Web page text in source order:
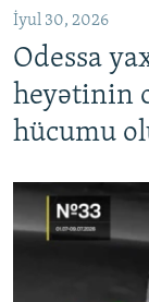
İyul 30, 2026
Odessa
heyətinin
hücumu